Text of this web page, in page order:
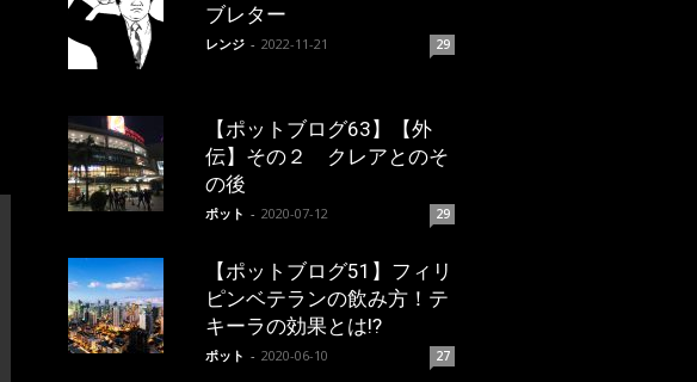
ブレター
レンジ - 2022-11-21 29
【ポットブログ63】【外
伝】その２ クレアとのそ
の後
ポット - 2020-07-12 29
【ポットブログ51】フィリ
ピンベテランの飲み方！テ
キーラの効果とは!?
ポット - 2020-06-10 27